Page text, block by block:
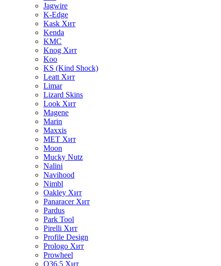
Jagwire
K-Edge
Kask Хит
Kenda
KMC
Knog Хит
Koo
KS (Kind Shock)
Leatt Хит
Limar
Lizard Skins
Look Хит
Magene
Marin
Maxxis
MET Хит
Moon
Mucky Nutz
Nalini
Navihood
Nimbl
Oakley Хит
Panaracer Хит
Pardus
Park Tool
Pirelli Хит
Profile Design
Prologo Хит
Prowheel
Q36.5 Хит